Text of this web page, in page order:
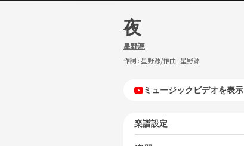
夜
星野源
作詞 : 星野源/作曲 : 星野源
ミュージックビデオを表示
楽譜設定